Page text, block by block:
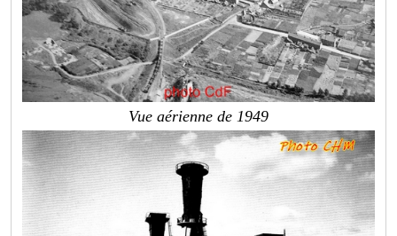
Vue aérienne de 1949